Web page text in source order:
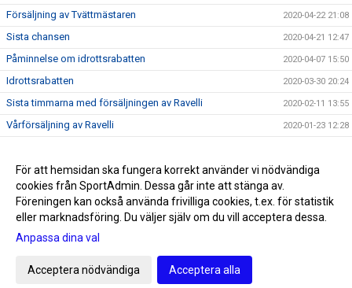
Försäljning av Tvättmästaren 2020-04-22 21:08
Sista chansen 2020-04-21 12:47
Påminnelse om idrottsrabatten 2020-04-07 15:50
Idrottsrabatten 2020-03-30 20:24
Sista timmarna med försäljningen av Ravelli 2020-02-11 13:55
Vårförsäljning av Ravelli 2020-01-23 12:28
KLUBBMÄSTERSKAP 2019 2019-12-02 10:00
Snart är det dags för jullov! 2019-11-28 09:45
Gå till Webbversion
För att hemsidan ska fungera korrekt använder vi nödvändiga
cookies från SportAdmin. Dessa går inte att stänga av.
Föreningen kan också använda frivilliga cookies, t.ex. för statistik
eller marknadsföring. Du väljer själv om du vill acceptera dessa.
Anpassa dina val
Acceptera nödvändiga Acceptera alla